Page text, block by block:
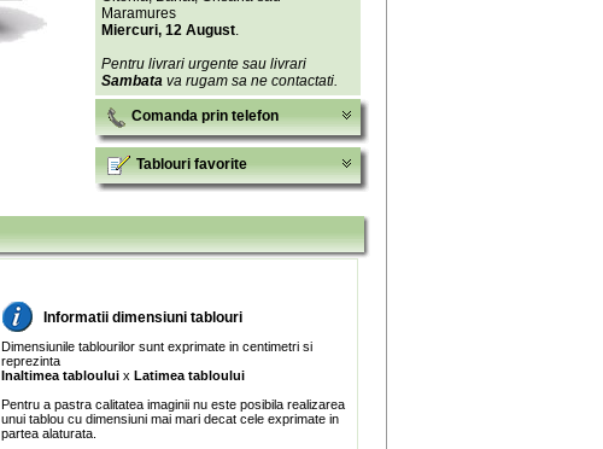
Maramures
Miercuri, 12 August.
Pentru livrari urgente sau livrari
Sambata va rugam sa ne contactati.
Comanda prin telefon
Tablouri favorite
Informatii dimensiuni tablouri
Dimensiunile tablourilor sunt exprimate in centimetri si
reprezinta
Inaltimea tabloului x Latimea tabloului
Pentru a pastra calitatea imaginii nu este posibila realizarea
unui tablou cu dimensiuni mai mari decat cele exprimate in
partea alaturata.